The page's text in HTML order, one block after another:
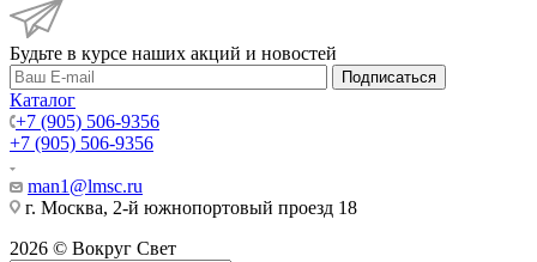
Будьте в курсе наших акций и новостей
Подписаться
Каталог
+7 (905) 506-9356
+7 (905) 506-9356
man1@lmsc.ru
г. Москва, 2-й южнопортовый проезд 18
2026 © Вокруг Свет